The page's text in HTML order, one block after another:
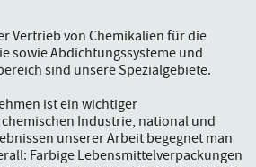
Vertrieb von Chemikalien für die
sowie Abdichtungssysteme und
sind unsere Spezialgebiete.
ist ein wichtiger
Industrie, national und
unserer Arbeit begegnet man
Farbige Lebensmittelverpackungen